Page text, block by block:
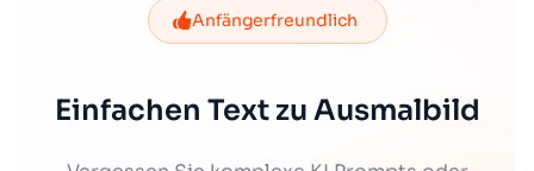
Anfängerfreundlich
Einfachen Text zu Ausmalbild